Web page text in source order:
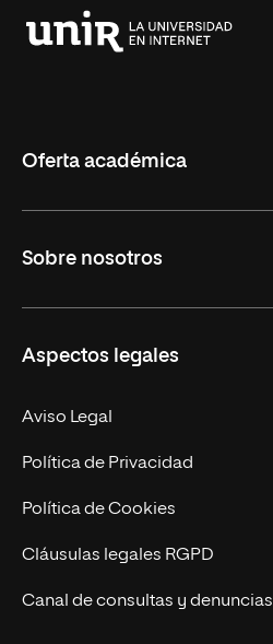
Oferta académica
Másteres Oficiales
Doctorados
Experto Universitario
Postgrados
Cursos Universitarios
Sobre nosotros
Facultades
Nuestro Equipo
Trabaja en UNIR
Actualidad
UNIR Revista
Eventos
Aspectos legales
Aviso Legal
Política de Privacidad
Política de Cookies
Cláusulas legales RGPD
Canal de consultas y denuncias